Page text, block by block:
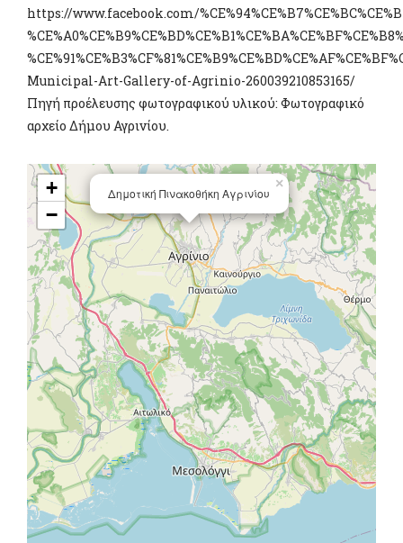
https://www.facebook.com/
Municipal-Art-Gallery-of-Agrinio-260039210853165/
Πηγή προέλευσης φωτογραφικού υλικού: Φωτογραφικό
αρχείο Δήμου Αγρινίου.
Δημοτική Πινακοθήκη Αγρινίου
×
+
−